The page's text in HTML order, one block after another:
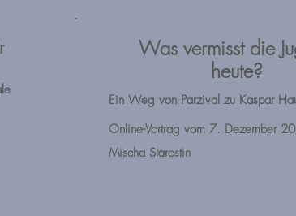
Was vermisst die
heute?
Ein Weg von Parzival zu Kaspar
Online-Vortrag vom 7. Dezember
Mischa Starostin